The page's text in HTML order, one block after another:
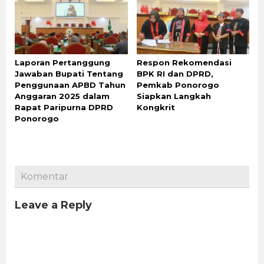
Laporan Pertanggung
Jawaban Bupati Tentang
Penggunaan APBD Tahun
Anggaran 2025 dalam
Rapat Paripurna DPRD
Ponorogo
Respon Rekomendasi
BPK RI dan DPRD,
Pemkab Ponorogo
Siapkan Langkah
Kongkrit
Komentar
Leave a Reply